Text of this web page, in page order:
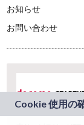
お知らせ
お問い合わせ